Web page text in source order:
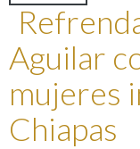
Aguilar
mujeres
Chiapas